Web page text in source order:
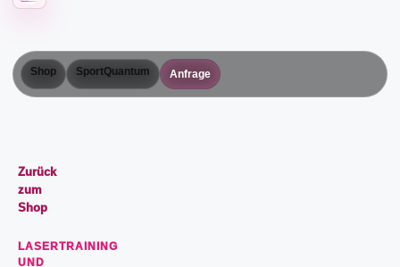
Shop SportQuantum Anfrage
Zurück
zum
Shop
LASERTRAINING
UND